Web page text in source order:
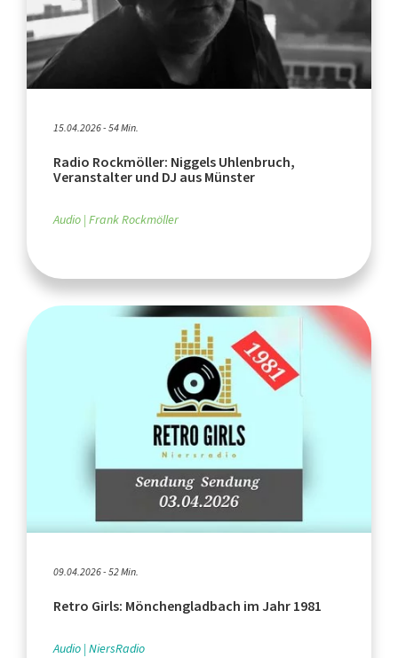
15.04.2026 - 54 Min.
Radio Rockmöller: Niggels Uhlenbruch,
Veranstalter und DJ aus Münster
Audio Frank Rockmöller
09.04.2026 - 52 Min.
Retro Girls: Mönchengladbach im Jahr 1981
Audio NiersRadio